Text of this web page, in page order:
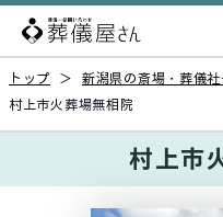
トップ ＞ 新潟県の斎場・葬儀
村上市火葬場無相院
村上市